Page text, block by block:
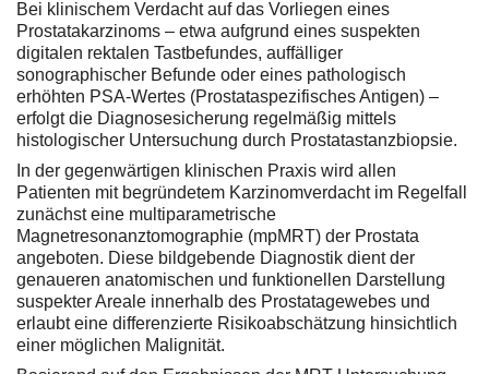
Bei klinischem Verdacht auf das Vorliegen eines
Prostatakarzinoms – etwa aufgrund eines suspekten
digitalen rektalen Tastbefundes, auffälliger
sonographischer Befunde oder eines pathologisch
erhöhten PSA-Wertes (Prostataspezifisches Antigen) –
erfolgt die Diagnosesicherung regelmäßig mittels
histologischer Untersuchung durch Prostatastanzbiopsie.
In der gegenwärtigen klinischen Praxis wird allen
Patienten mit begründetem Karzinomverdacht im Regelfall
zunächst eine multiparametrische
Magnetresonanztomographie (mpMRT) der Prostata
angeboten. Diese bildgebende Diagnostik dient der
genaueren anatomischen und funktionellen Darstellung
suspekter Areale innerhalb des Prostatagewebes und
erlaubt eine differenzierte Risikoabschätzung hinsichtlich
einer möglichen Malignität.